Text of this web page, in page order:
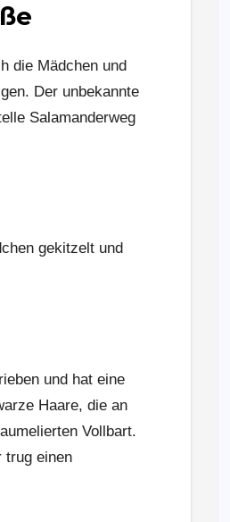
die Mädchen und
Der unbekannte
Salamanderweg
gekitzelt und
und hat eine
Haare, die an
Vollbart.
trug einen